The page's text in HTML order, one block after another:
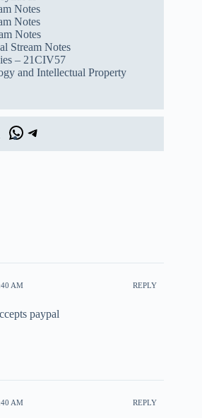
Notes
Notes
Notes
Stream Notes
– 21CIV57
and Intellectual Property
AM REPLY
paypal
AM REPLY